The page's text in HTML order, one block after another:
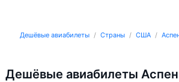
Дешёвые авиабилеты Страны США
Дешёвые авиабилеты Аспен